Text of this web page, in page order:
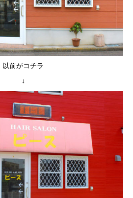
以前がコチラ
↓